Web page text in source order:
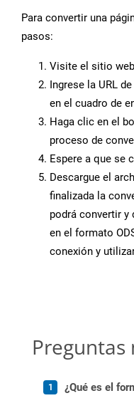
Para convertir una
pasos:
Visite el sitio web
Ingrese la URL
en el cuadro de
Haga clic en el
proceso de
Espere a que se
Descargue el
finalizada la
podrá convertir y
en el formato
conexión y
Preguntas
¿Qué es el